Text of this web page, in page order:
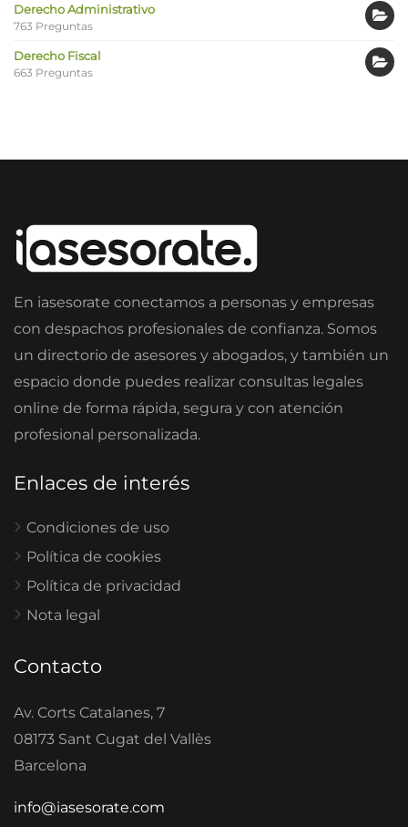
Derecho Administrativo
763 Preguntas
Derecho Fiscal
663 Preguntas
En iasesorate conectamos a personas y empresas
con despachos profesionales de confianza. Somos
un directorio de asesores y abogados, y también un
espacio donde puedes realizar consultas legales
online de forma rápida, segura y con atención
profesional personalizada.
Enlaces de interés
Condiciones de uso
Política de cookies
Política de privacidad
Nota legal
Contacto
Av. Corts Catalanes, 7
08173 Sant Cugat del Vallès
Barcelona
info@iasesorate.com